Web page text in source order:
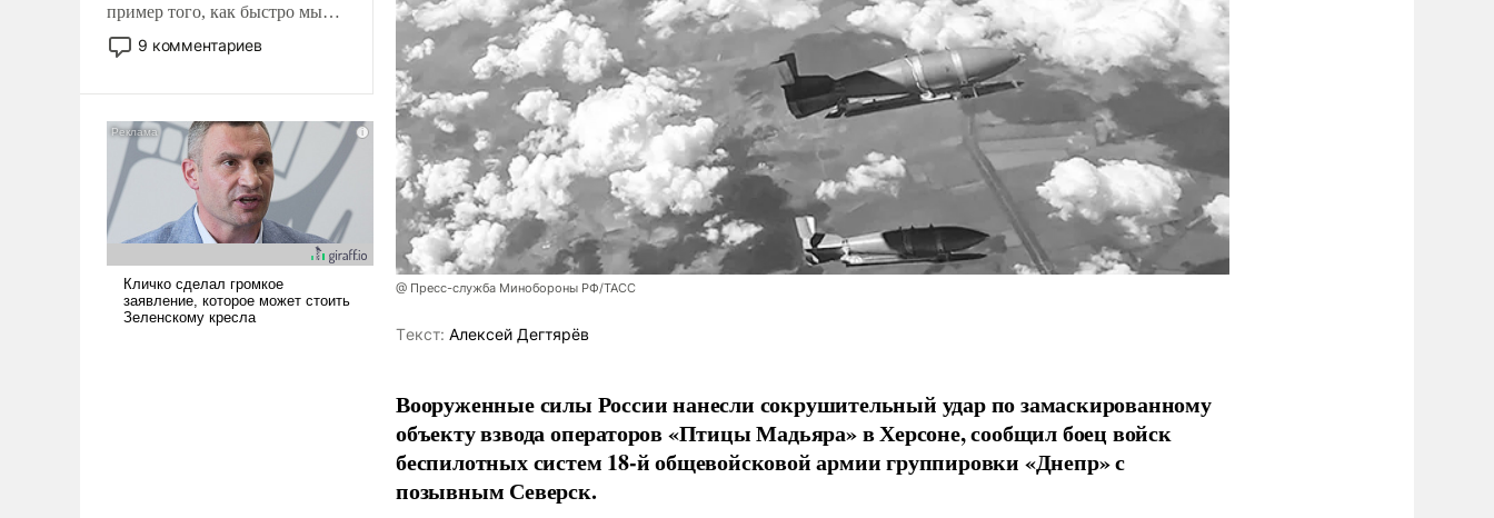
пример того, как быстро мы
двигаемся по пути
революционных изменений.
псевдонаучной фантастики,
стало всерьез обсуждаемой
идеей.
9 комментариев
@ Пресс-служба Минобороны РФ/ТАСС
Tекст: Алексей Дегтярёв
Вооруженные силы России нанесли сокрушительный удар по замаскированному
объекту взвода операторов «Птицы Мадьяра» в Херсоне, сообщил боец войск
беспилотных систем 18-й общевойсковой армии группировки «Днепр» с
позывным Северск.